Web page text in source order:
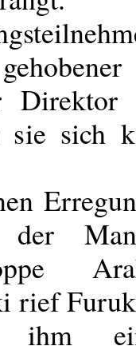
sie sich
der
rief
ihm